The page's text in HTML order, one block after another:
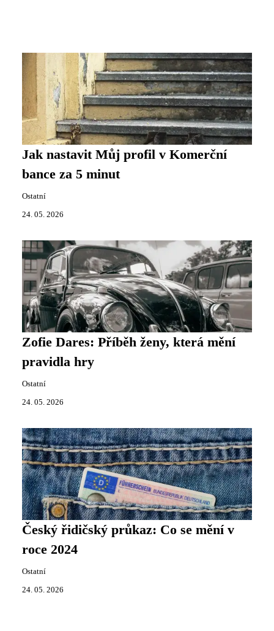
Jak nastavit Můj profil v Komerční
bance za 5 minut
Ostatní
24. 05. 2026
Zofie Dares: Příběh ženy, která mění
pravidla hry
Ostatní
24. 05. 2026
Český řidičský průkaz: Co se mění v
roce 2024
Ostatní
24. 05. 2026